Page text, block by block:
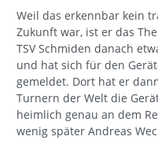
Weil das erkennbar kein
Zukunft war, ist er das
TSV Schmiden danach
und hat sich für den
gemeldet. Dort hat er
Turnern der Welt die
heimlich genau an dem
wenig später Andreas